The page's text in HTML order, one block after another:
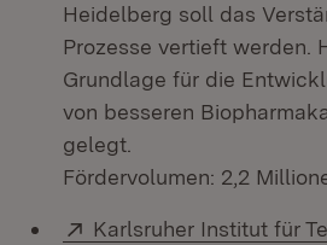
Heidelberg soll das
Prozesse vertieft werden.
Grundlage für die
von besseren
gelegt.
Fördervolumen: 2,2
Extern:
Karlsruher Institut für